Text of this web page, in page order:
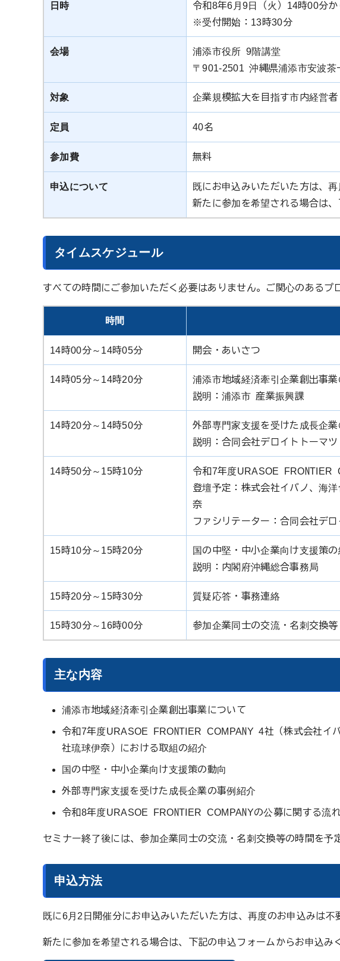
日時
令和8年6月9日（火）14時00分
※受付開始：13時30分
会場
浦添市役所 9階講堂
〒901-2501 沖縄県浦添市安波茶
対象 企業規模拡大を目指す市内経営
定員 40名
参加費 無料
申込について
既にお申込みいただいた方は、
新たに参加を希望される場合は
タイムスケジュール
すべての時間にご参加いただく必要はありません。ご関心のある
時間
14時00分～14時05分 開会・あいさつ
14時05分～14時20分
浦添市地域経済牽引企業創出事業
説明：浦添市 産業振興課
14時20分～14時50分
外部専門家支援を受けた成長企業
説明：合同会社デロイトトーマツ
14時50分～15時10分
令和7年度URASOE FRONTIER
登壇予定：株式会社イバノ、海
奈
ファシリテーター：合同会社デ
15時10分～15時20分
国の中堅・中小企業向け支援策の
説明：内閣府沖縄総合事務局
15時20分～15時30分 質疑応答・事務連絡
15時30分～16時00分 参加企業同士の交流・名刺交換等
主な内容
浦添市地域経済牽引企業創出事業について
令和7年度URASOE FRONTIER COMPANY 4社（株式会社イ
社琉球伊奈）における取組の紹介
国の中堅・中小企業向け支援策の動向
外部専門家支援を受けた成長企業の事例紹介
令和8年度URASOE FRONTIER COMPANYの公募に関する流
セミナー終了後には、参加企業同士の交流・名刺交換等の時間を予
申込方法
既に6月2日開催分にお申込みいただいた方は、再度のお申込みは不
新たに参加を希望される場合は、下記の申込フォームからお申込み